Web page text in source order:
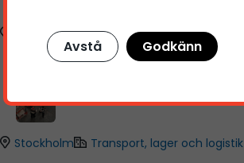
Stockholm Transport, lager och logistik
Stockholm Transport, lager och logistik
Avstå Godkänn